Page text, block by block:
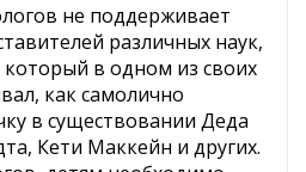
не поддерживает
различных наук,
в одном из своих
как самолично
в существовании Деда
Кети Маккейн и других.